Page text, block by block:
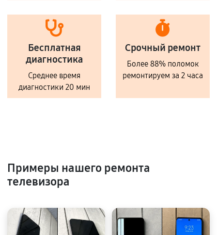
Бесплатная
диагностика
Среднее время
диагностики 20 мин
Срочный ремонт
Более 88% поломок
ремонтируем за 2 часа
Примеры нашего ремонта
телевизора